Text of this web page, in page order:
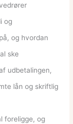
og
og hvordan
ske
udbetalingen,
lån og skriftlig
foreligge, og